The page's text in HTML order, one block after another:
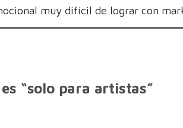
muy difícil de lograr con
“solo para artistas”